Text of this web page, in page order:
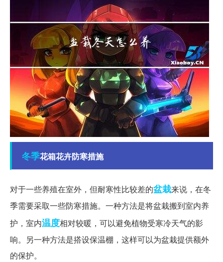
冬季花箱花卉防寒措施
对于一些养殖在室外，但耐寒性比较差的盆栽来说，在冬
季需要采取一些防寒措施。一种方法是将盆栽搬到室内养
护，室内温度相对较暖，可以避免植物受寒冷天气的影
响。另一种方法是搭设保温棚，这样可以为盆栽提供额外
的保护。